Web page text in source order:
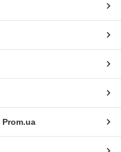
Prom.ua